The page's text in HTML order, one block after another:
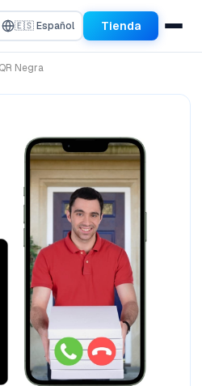
🇪🇸 Español Tienda
Negra